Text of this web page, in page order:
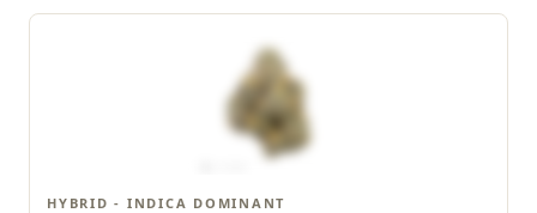
HYBRID - INDICA DOMINANT